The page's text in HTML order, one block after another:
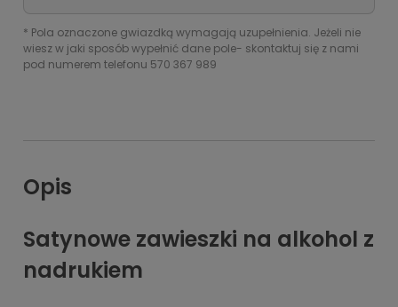
* Pola oznaczone gwiazdką wymagają uzupełnienia. Jeżeli nie
wiesz w jaki sposób wypełnić dane pole- skontaktuj się z nami
pod numerem telefonu 570 367 989
Opis
Satynowe zawieszki na alkohol z
nadrukiem